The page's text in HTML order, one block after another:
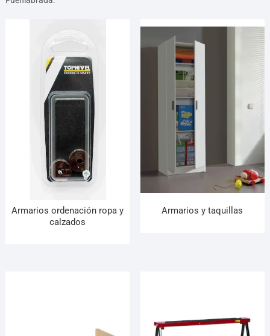
Armarios ordenación ropa y
calzados
Armarios y taquillas
¡Hola! Soy el asesor virtual de Ferretería El Arroyo.
Cuéntame qué necesitas y te ayudo a encontrarlo,
aunque no sepas el nombre exacto